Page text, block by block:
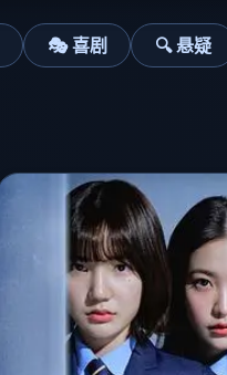
🎭 喜剧 🔍 悬疑